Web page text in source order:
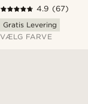
4.9 (67)
Gratis Levering
VÆLG FARVE